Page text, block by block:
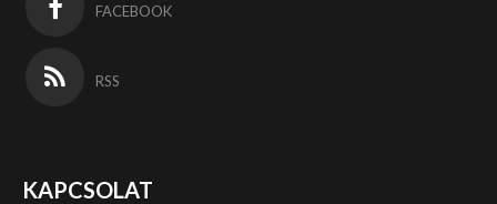
FACEBOOK
RSS
KAPCSOLAT